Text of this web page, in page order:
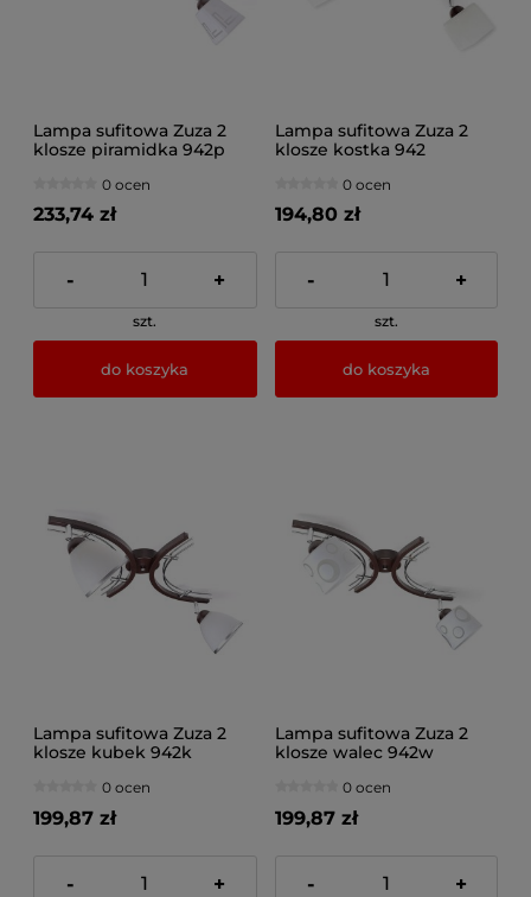
Lampa sufitowa Zuza 2
klosze piramidka 942p
0 ocen
233,74 zł
- +
szt.
do koszyka
Lampa sufitowa Zuza 2
klosze kostka 942
0 ocen
194,80 zł
- +
szt.
do koszyka
Lampa sufitowa Zuza 2
klosze kubek 942k
0 ocen
199,87 zł
- +
Lampa sufitowa Zuza 2
klosze walec 942w
0 ocen
199,87 zł
- +